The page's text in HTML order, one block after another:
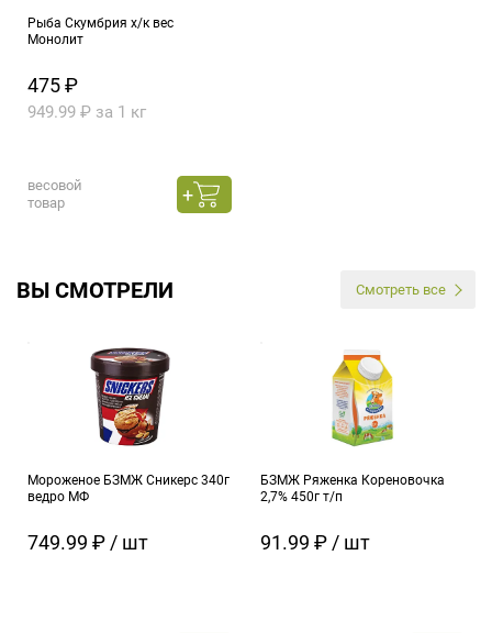
Рыба Скумбрия х/к вес
Монолит
475 ₽
949.99 ₽ за 1 кг
весовой
товар
ВЫ СМОТРЕЛИ Смотреть все
Мороженое БЗМЖ Сникерс 340г
ведро МФ
749.99 ₽ / шт
БЗМЖ Ряженка Кореновочка
2,7% 450г т/п
91.99 ₽ / шт